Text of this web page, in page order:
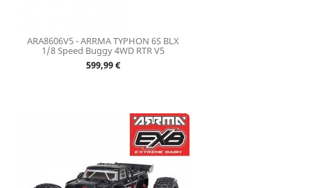
ARA8606V5 - ARRMA TYPHON 6S BLX
1/8 Speed Buggy 4WD RTR V5
Prix
599,99 €